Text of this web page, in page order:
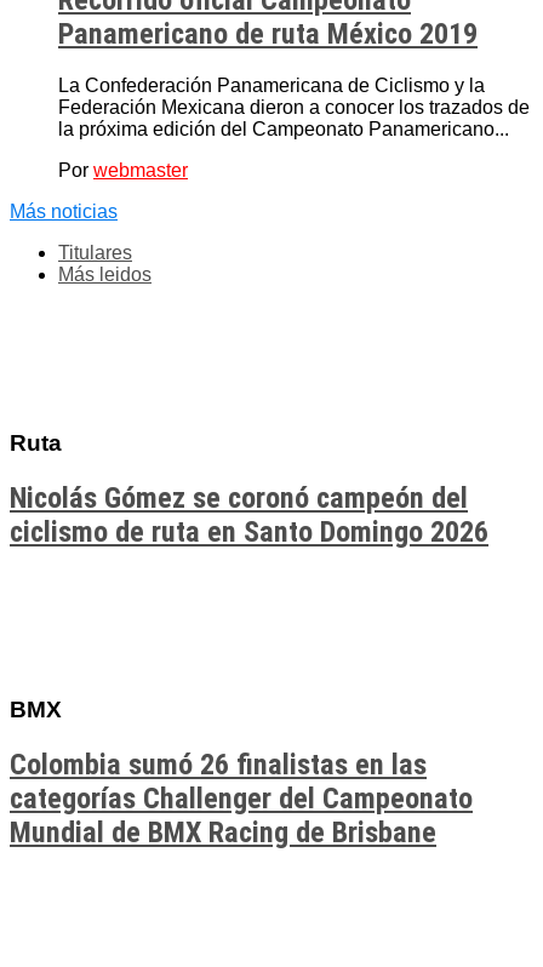
Panamericano de ruta México 2019
La Confederación Panamericana de Ciclismo y la
Federación Mexicana dieron a conocer los trazados de
la próxima edición del Campeonato Panamericano...
Por webmaster
Más noticias
Titulares
Más leidos
Ruta
Nicolás Gómez se coronó campeón del
ciclismo de ruta en Santo Domingo 2026
BMX
Colombia sumó 26 finalistas en las
categorías Challenger del Campeonato
Mundial de BMX Racing de Brisbane